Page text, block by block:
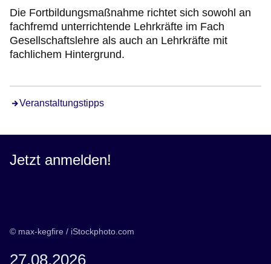
Die Fortbildungsmaßnahme richtet sich sowohl an
fachfremd unterrichtende Lehrkräfte im Fach
Gesellschaftslehre als auch an Lehrkräfte mit
fachlichem Hintergrund.
Veranstaltungstipps
Jetzt anmelden!
© max-kegfire / iStockphoto.com
27.08.2026